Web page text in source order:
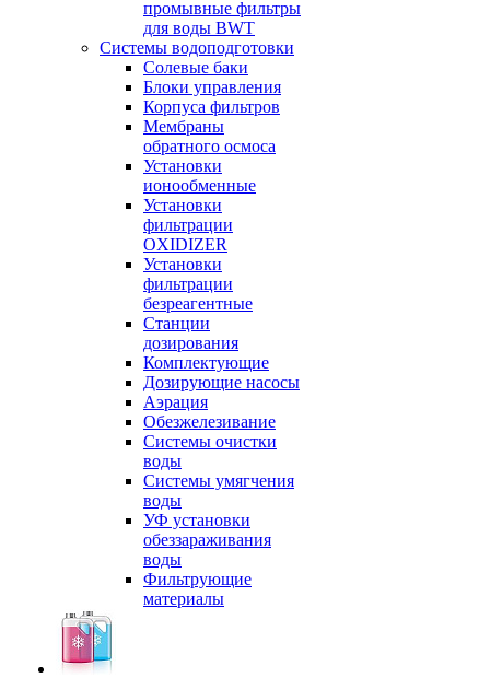
промывные фильтры
для воды BWT
Системы водоподготовки
Солевые баки
Блоки управления
Корпуса фильтров
Мембраны
обратного осмоса
Установки
ионообменные
Установки
фильтрации
OXIDIZER
Установки
фильтрации
безреагентные
Станции
дозирования
Комплектующие
Дозирующие насосы
Аэрация
Обезжелезивание
Системы очистки
воды
Системы умягчения
воды
УФ установки
обеззараживания
воды
Фильтрующие
материалы